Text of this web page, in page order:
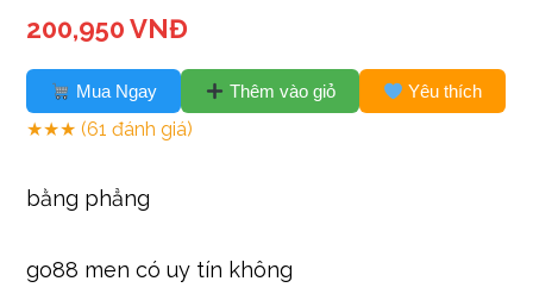
200,950 VNĐ
Mua Ngay Thêm vào giỏ Yêu thích
★★★(61 đánh giá)
bằng phẳng
go88 men có uy tín không